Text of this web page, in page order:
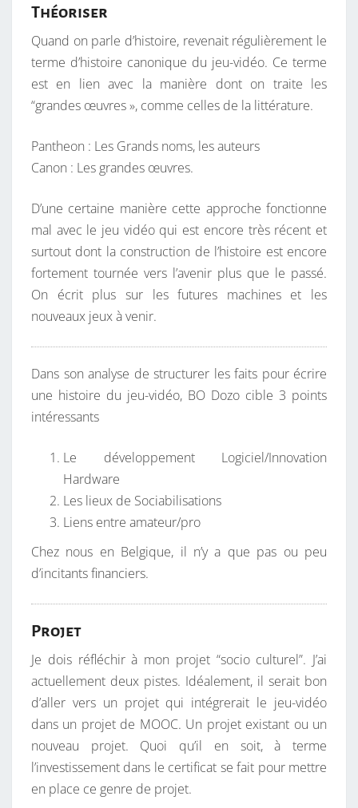
Théoriser
Quand on parle d’histoire, revenait régulièrement le
terme d’histoire canonique du jeu-vidéo. Ce terme
est en lien avec la manière dont on traite les
“grandes œuvres », comme celles de la littérature.
Pantheon : Les Grands noms, les auteurs
Canon : Les grandes œuvres.
D’une certaine manière cette approche fonctionne
mal avec le jeu vidéo qui est encore très récent et
surtout dont la construction de l’histoire est encore
fortement tournée vers l’avenir plus que le passé.
On écrit plus sur les futures machines et les
nouveaux jeux à venir.
Dans son analyse de structurer les faits pour écrire
une histoire du jeu-vidéo, BO Dozo cible 3 points
intéressants
Le développement Logiciel/Innovation
Hardware
Les lieux de Sociabilisations
Liens entre amateur/pro
Chez nous en Belgique, il n’y a que pas ou peu
d’incitants financiers.
Projet
Je dois réfléchir à mon projet “socio culturel”. J’ai
actuellement deux pistes. Idéalement, il serait bon
d’aller vers un projet qui intégrerait le jeu-vidéo
dans un projet de MOOC. Un projet existant ou un
nouveau projet. Quoi qu’il en soit, à terme
l’investissement dans le certificat se fait pour mettre
en place ce genre de projet.